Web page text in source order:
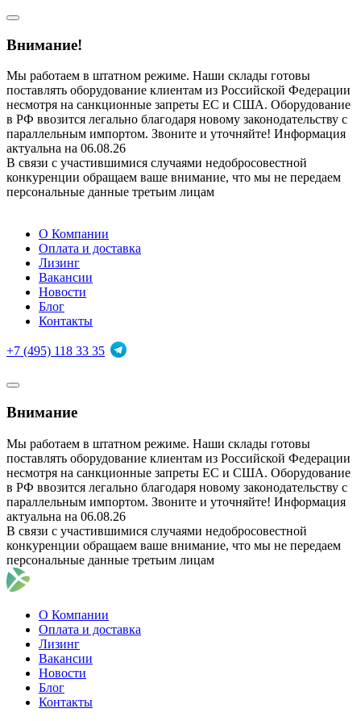
Внимание!
Мы работаем в штатном режиме. Наши склады готовы
поставлять оборудование клиентам из Российской Федерации
несмотря на санкционные запреты ЕС и США. Оборудование
в РФ ввозится легально благодаря новому законодательству с
параллельным импортом. Звоните и уточняйте! Информация
актуальна на 06.08.26
В связи с участившимися случаями недобросовестной
конкуренции обращаем ваше внимание, что мы не передаем
персональные данные третьим лицам
О Компании
Оплата и доставка
Лизинг
Вакансии
Новости
Блог
Контакты
+7 (495) 118 33 35
Внимание
Мы работаем в штатном режиме. Наши склады готовы
поставлять оборудование клиентам из Российской Федерации
несмотря на санкционные запреты ЕС и США. Оборудование
в РФ ввозится легально благодаря новому законодательству с
параллельным импортом. Звоните и уточняйте! Информация
актуальна на 06.08.26
В связи с участившимися случаями недобросовестной
конкуренции обращаем ваше внимание, что мы не передаем
персональные данные третьим лицам
О Компании
Оплата и доставка
Лизинг
Вакансии
Новости
Блог
Контакты